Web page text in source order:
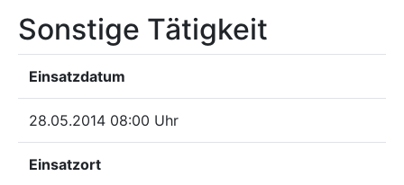
Sonstige Tätigkeit
Einsatzdatum
28.05.2014 08:00 Uhr
Einsatzort